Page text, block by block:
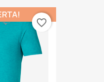
favorite_border